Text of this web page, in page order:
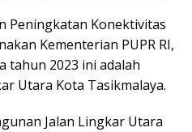
Konektivitas
Kementerian PUPR RI,
tahun 2023 ini adalah
Utara Kota Tasikmalaya.
Jalan Lingkar Utara